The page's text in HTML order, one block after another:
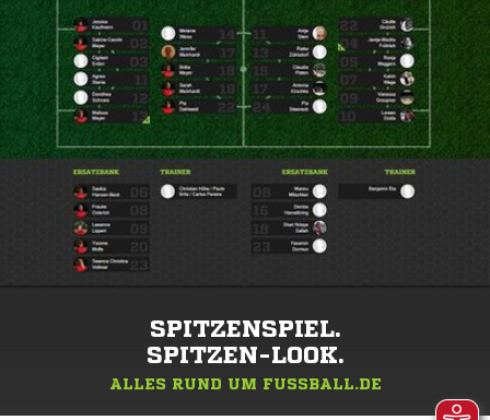
SPITZENSPIEL.
SPITZEN-LOOK.
ALLES RUND UM FUSSBALL.DE